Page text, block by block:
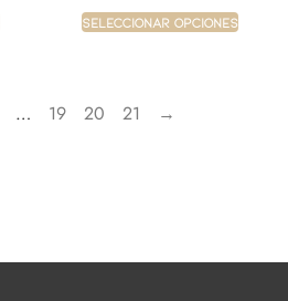
Seleccionar opciones
… 19 20 21 →